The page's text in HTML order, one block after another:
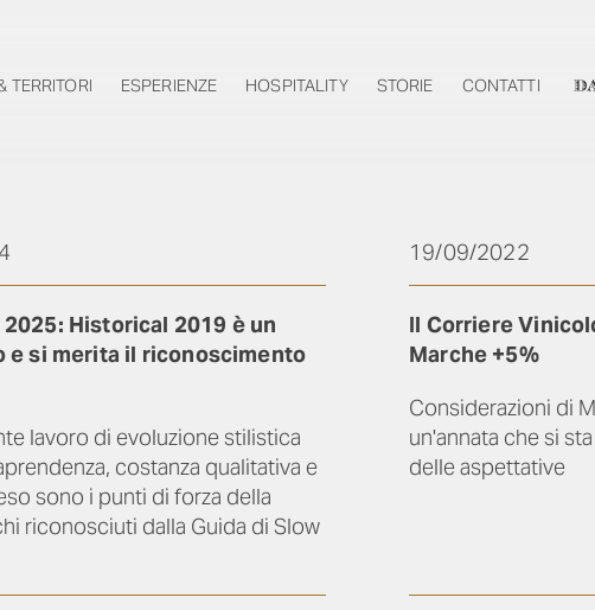
TERRITORI ESPERIENZE HOSPITALITY STORIE CONTATTI
Historical 2019 è un
e si merita il riconoscimento
lavoro di evoluzione stilistica
costanza qualitativa e
sono i punti di forza della
riconosciuti dalla Guida di Slow
19/09/2022
Il Corriere
Marche +5%
Considerazioni di
un'annata che si
delle aspettative